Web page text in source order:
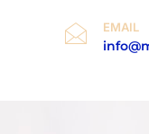
EMAIL